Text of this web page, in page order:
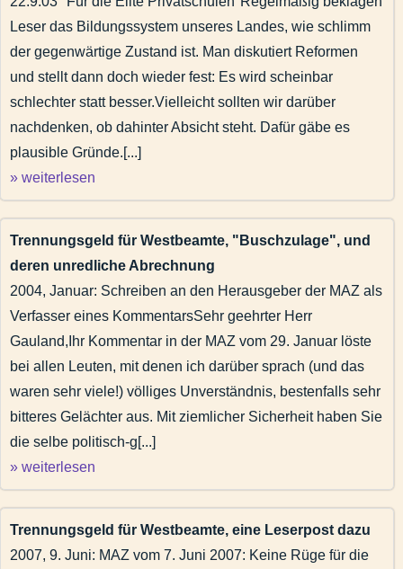
Leser das Bildungssystem unseres Landes, wie schlimm
der gegenwärtige Zustand ist. Man diskutiert Reformen
und stellt dann doch wieder fest: Es wird scheinbar
schlechter statt besser.Vielleicht sollten wir darüber
nachdenken, ob dahinter Absicht steht. Dafür gäbe es
plausible Gründe.[...]
» weiterlesen
Trennungsgeld für Westbeamte, "Buschzulage", und
deren unredliche Abrechnung
2004, Januar: Schreiben an den Herausgeber der MAZ als
Verfasser eines KommentarsSehr geehrter Herr
Gauland,Ihr Kommentar in der MAZ vom 29. Januar löste
bei allen Leuten, mit denen ich darüber sprach (und das
waren sehr viele!) völliges Unverständnis, bestenfalls sehr
bitteres Gelächter aus. Mit ziemlicher Sicherheit haben Sie
die selbe politisch-g[...]
» weiterlesen
Trennungsgeld für Westbeamte, eine Leserpost dazu
2007, 9. Juni: MAZ vom 7. Juni 2007: Keine Rüge für die